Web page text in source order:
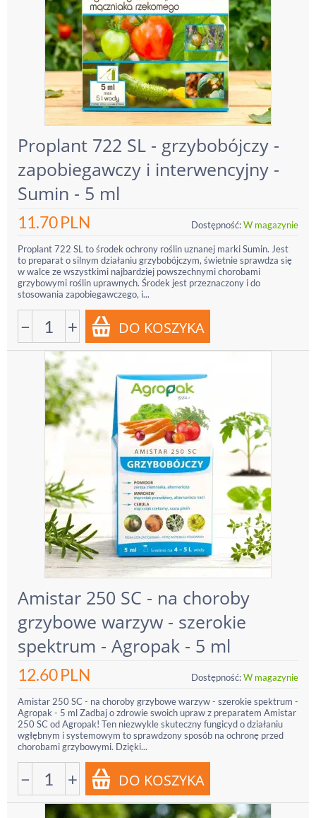
Proplant 722 SL - grzybobójczy -
zapobiegawczy i interwencyjny -
Sumin - 5 ml
11.70PLN Dostępność:W magazynie
Proplant 722 SL to środek ochrony roślin uznanej marki Sumin. Jest
to preparat o silnym działaniu grzybobójczym, świetnie sprawdza się
w walce ze wszystkimi najbardziej powszechnymi chorobami
grzybowymi roślin uprawnych. Środek jest przeznaczony i do
stosowania zapobiegawczego, i...
− +
Amistar 250 SC - na choroby
grzybowe warzyw - szerokie
spektrum - Agropak - 5 ml
12.60PLN Dostępność:W magazynie
Amistar 250 SC - na choroby grzybowe warzyw - szerokie spektrum -
Agropak - 5 ml Zadbaj o zdrowie swoich upraw z preparatem Amistar
250 SC od Agropak! Ten niezwykle skuteczny fungicyd o działaniu
wgłębnym i systemowym to sprawdzony sposób na ochronę przed
chorobami grzybowymi. Dzięki...
− +